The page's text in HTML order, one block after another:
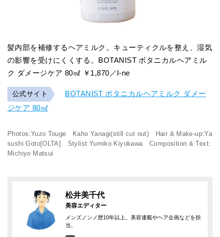
髪内部を補修するヘアミルク。キューティクルを整え、湿気
の影響を受けにくくする。BOTANIST ボタニカルヘアミル
ク ダメージケア 80㎖ ￥1,870／I-ne
公式サイト
BOTANIST ボタニカルヘアミルク ダメー
ジケア 80㎖
Photos:Yuzo Touge Kaho Yanagi(still cut out) Hair & Make-up:Ya
sushi Goto[OLTA] Stylist:Yumiko Kiyokawa Composition & Text:
Michiyo Matsui
松井美千代
美容エディター
メンズノンノ歴10年以上。美容連載やヘア企画などを担
当。